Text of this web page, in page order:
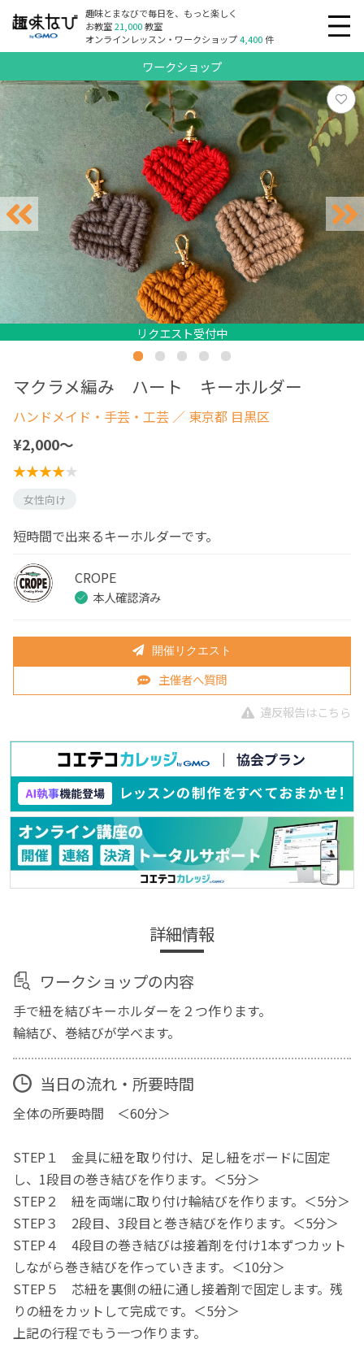
趣味とまなびで毎日を、もっと楽しく
お教室21,000教室
オンラインレッスン・ワークショップ4,400件
ワークショップ
リクエスト受付中
リクエスト受付中
リクエスト受付中
リクエスト受付中
リクエスト受付中
リクエスト受付中
マクラメ編み ハート キーホルダー
ハンドメイド・手芸・工芸 ／ 東京都 目黒区
¥2,000〜
女性向け
短時間で出来るキーホルダーです。
CROPE
本人確認済み
開催リクエスト
主催者へ質問
違反報告はこちら
詳細情報
ワークショップの内容
手で紐を結びキーホルダーを２つ作ります。
輪結び、巻結びが学べます。
当日の流れ・所要時間
全体の所要時間 ＜60分＞
STEP１ 金具に紐を取り付け、足し紐をボードに固定
し、1段目の巻き結びを作ります。＜5分＞
STEP２ 紐を両端に取り付け輪結びを作ります。＜5分＞
STEP３ 2段目、3段目と巻き結びを作ります。＜5分＞
STEP４ 4段目の巻き結びは接着剤を付け1本ずつカット
しながら巻き結びを作っていきます。＜10分＞
STEP５ 芯紐を裏側の紐に通し接着剤で固定します。残
りの紐をカットして完成です。＜5分＞
上記の行程でもう一つ作ります。